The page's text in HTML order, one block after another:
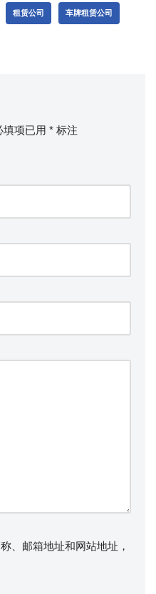
租赁公司 车牌租赁公司
填项已用 * 标注
、邮箱地址和网站地址，